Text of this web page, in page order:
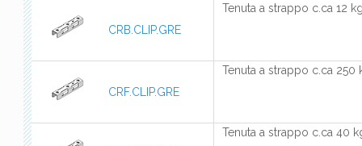
CRB.CLIP.GRE
Tenuta a strappo c.ca 12
CRF.CLIP.GRE
Tenuta a strappo c.ca 250
Tenuta a strappo c.ca 40